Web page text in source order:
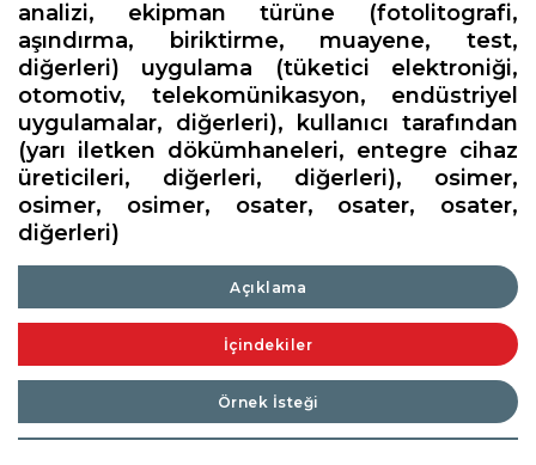
analizi, ekipman türüne (fotolitografi,
aşındırma, biriktirme, muayene, test,
diğerleri) uygulama (tüketici elektroniği,
otomotiv, telekomünikasyon, endüstriyel
uygulamalar, diğerleri), kullanıcı tarafından
(yarı iletken dökümhaneleri, entegre cihaz
üreticileri, diğerleri, diğerleri), osimer,
osimer, osimer, osater, osater, osater,
diğerleri)
Açıklama
İçindekiler
Örnek İsteği